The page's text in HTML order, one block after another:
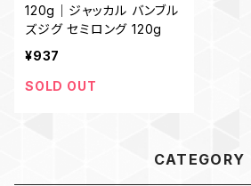
120g｜ジャッカル バンブル
ズジグ セミロング 120g
¥937
SOLD OUT
CATEGORY